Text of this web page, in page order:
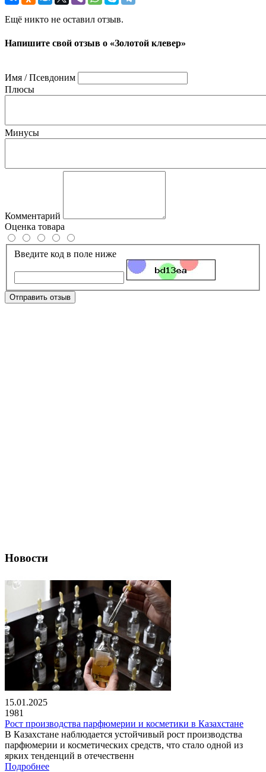
Ещё никто не оставил отзыв.
Напишите свой отзыв о «Золотой клевер»
Имя / Псевдоним
Плюсы
Минусы
Комментарий
Оценка товара
Введите код в поле ниже
Отправить отзыв
Новости
15.01.2025
1981
Рост производства парфюмерии и косметики в Казахстане
В Казахстане наблюдается устойчивый рост производства
парфюмерии и косметических средств, что стало одной из
ярких тенденций в отечественн
Подробнее